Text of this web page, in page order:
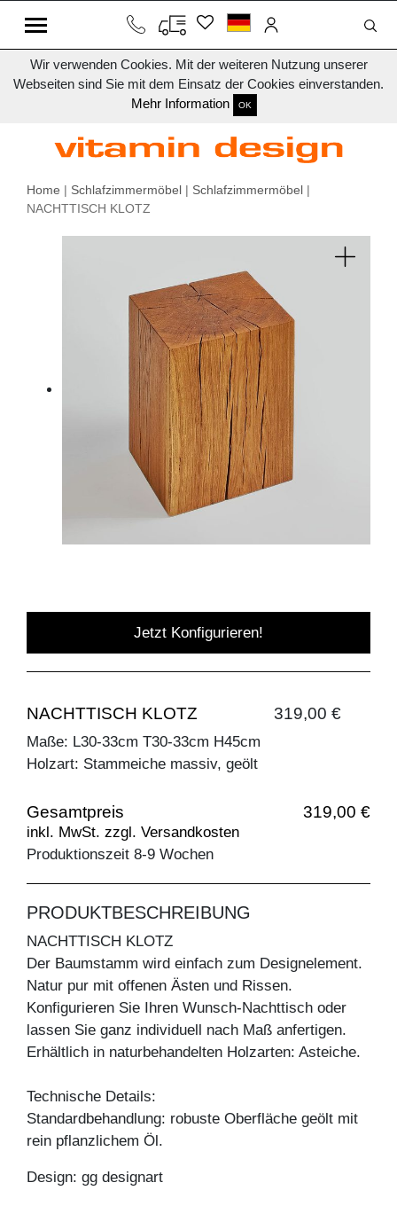
Wir verwenden Cookies. Mit der weiteren Nutzung unserer
Webseiten sind Sie mit dem Einsatz der Cookies einverstanden.
Mehr Information
OK
Home | Schlafzimmermöbel | Schlafzimmermöbel |
NACHTTISCH KLOTZ
Jetzt Konfigurieren!
NACHTTISCH KLOTZ 319,00 €
Maße: L30-33cm T30-33cm H45cm
Holzart: Stammeiche massiv, geölt
Gesamtpreis 319,00 €
inkl. MwSt. zzgl. Versandkosten
Produktionszeit 8-9 Wochen
PRODUKTBESCHREIBUNG
NACHTTISCH KLOTZ
Der Baumstamm wird einfach zum Designelement.
Natur pur mit offenen Ästen und Rissen.
Konfigurieren Sie Ihren Wunsch-Nachttisch oder
lassen Sie ganz individuell nach Maß anfertigen.
Erhältlich in naturbehandelten Holzarten: Asteiche.
Technische Details:
Standardbehandlung: robuste Oberfläche geölt mit
rein pflanzlichem Öl.
Design: gg designart